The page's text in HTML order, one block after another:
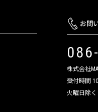
お問
株式会社
受付時間
火曜日除く